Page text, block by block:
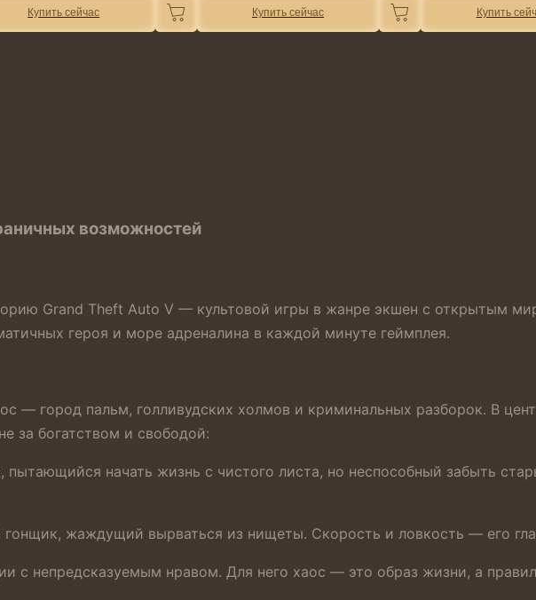
Купить сейчас Купить сейчас Купить
возможностей
Grand Theft Auto V — культовой игры в жанре экшен с открытым
героя и море адреналина в каждой минуте геймплея.
— город пальм, голливудских холмов и криминальных разборок. В
за богатством и свободой:
начать жизнь с чистого листа, но неспособный забыть
жаждущий вырваться из нищеты. Скорость и ловкость — его
с непредсказуемым нравом. Для него хаос — это образ жизни, а